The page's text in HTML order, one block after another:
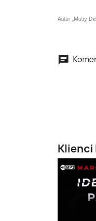
Autor „Moby